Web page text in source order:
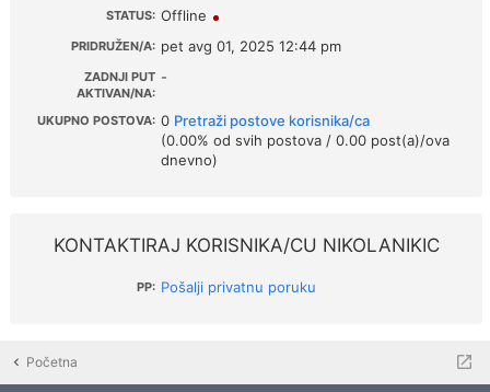
STATUS: Offline
PRIDRUŽEN/A: pet avg 01, 2025 12:44 pm
ZADNJI PUT
AKTIVAN/NA:
-
UKUPNO POSTOVA: 0 Pretraži postove korisnika/ca
(0.00% od svih postova / 0.00 post(a)/ova
dnevno)
KONTAKTIRAJ KORISNIKA/CU NIKOLANIKIC
PP: Pošalji privatnu poruku
Početna